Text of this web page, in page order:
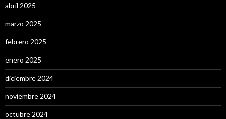
abril 2025
marzo 2025
febrero 2025
enero 2025
diciembre 2024
noviembre 2024
octubre 2024